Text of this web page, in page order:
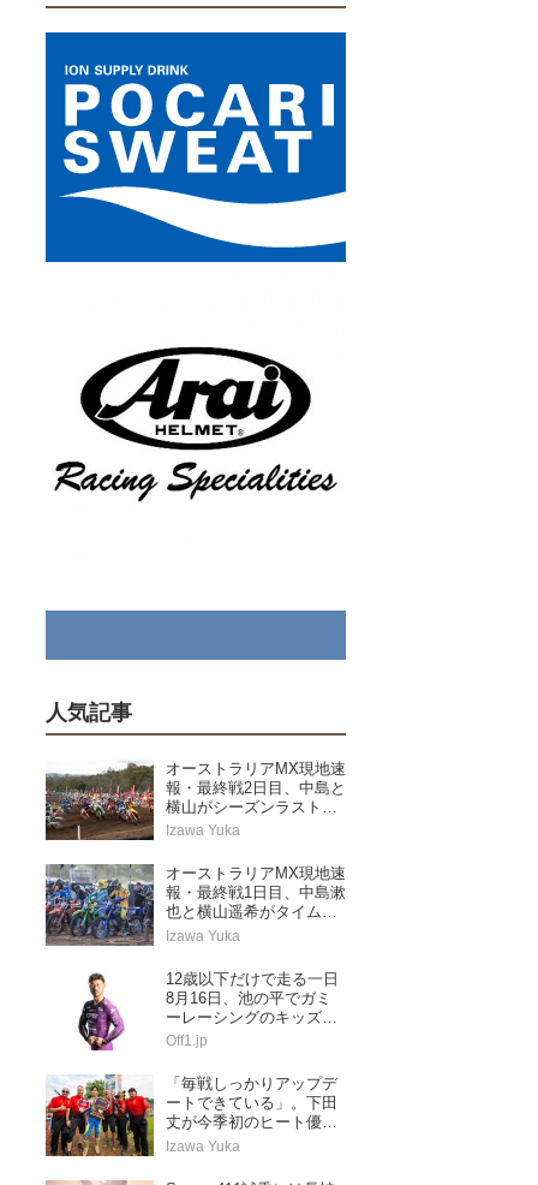
人気記事
オーストラリアMX現地速
報・最終戦2日目、中島と
横山がシーズンラストレ
ースを走り切る
Izawa Yuka
オーストラリアMX現地速
報・最終戦1日目、中島漱
也と横山遥希がタイムア
タック予選に挑む
Izawa Yuka
12歳以下だけで走る一日
8月16日、池の平でガミ
ーレーシングのキッズス
ペシャル
Off1.jp
「毎戦しっかりアップデ
ートできている」。下田
丈が今季初のヒート優勝
&ランキングトップに浮
第5戦レッドバッド
Izawa Yuka